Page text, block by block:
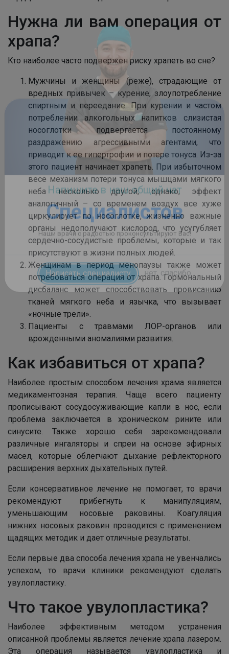
Нужна ли вам операция от
храпа?
Кто наиболее часто подвержен риску храпеть во сне?
Мужчины и женщины (реже), страдающие от
вредных привычек – курение, злоупотребление
спиртным и переедание. При курении и частом
потреблении алкогольных напитков слизистая
носоглотки подвергается постоянному
раздражению агрессивными агентами, что
приводит к ее гипертрофии и потере тонуса. Из-за
этого пациент начинает храпеть. При избыточном
весе механизм потери тонуса мышцами мягкого
неба несколько другой, однако, эффект
аналогичный – со временем воздух все хуже
циркулирует по носоглотке, жизненно важные
органы недополучают кислород, что усугубляет
сердечно-сосудистые проблемы, которые и так
присутствуют в жизни полных людей.
Женщинам в период менопаузы также может
потребоваться операция от храпа. Гормональный
дисбаланс может способствовать провисанию
тканей мягкого неба и язычка, что вызывает
«ночные трели».
Пациенты с травмами ЛОР-органов или
врожденными аномалиями развития.
Как избавиться от храпа?
Наиболее простым способом лечения храма является
медикаментозная терапия. Чаще всего пациенту
прописывают сосудосуживающие капли в нос, если
проблема заключается в хроническом рините или
синусите. Также хорошо себя зарекомендовали
различные ингаляторы и спреи на основе эфирных
масел, которые облегчают дыхание рефлекторного
расширения верхних дыхательных путей.
Если консервативное лечение не помогает, то врачи
рекомендуют прибегнуть к манипуляциям,
уменьшающим носовые раковины. Коагуляция
нижних носовых раковин проводится с применением
щадящих методик и дает отличные результаты.
Если первые два способа лечения храпа не увенчались
успехом, то врачи клиники рекомендуют сделать
увулопластику.
Что такое увулопластика?
Наиболее эффективным методом устранения
описанной проблемы является лечение храпа лазером.
Эта операция называется увулопластика и